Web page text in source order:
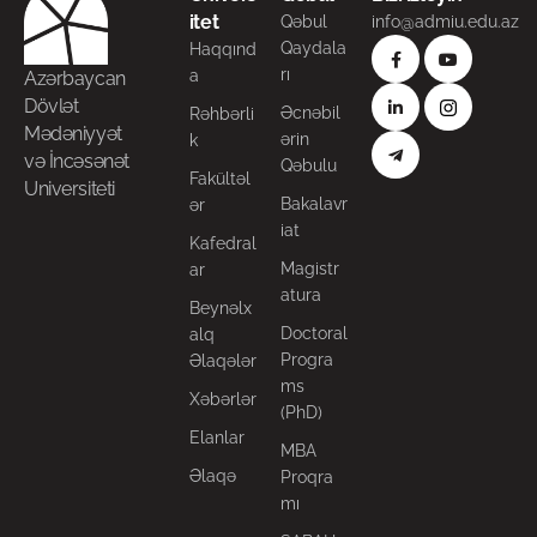
Azərbaycan
Dövlət
Mədəniyyət
və İncəsənət
Universiteti
itet
Haqqınd
a
Rəhbərli
k
Fakültəl
ər
Kafedral
ar
Beynəlx
alq
Əlaqələr
Xəbərlər
Elanlar
Əlaqə
Qəbul
Qaydala
rı
Əcnəbil
ərin
Qəbulu
Bakalavr
iat
Magistr
atura
Doctoral
Progra
ms
(PhD)
MBA
Proqra
mı
info@admiu.edu.az